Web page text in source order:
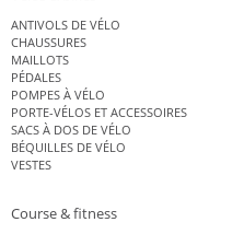
ANTIVOLS DE VÉLO
CHAUSSURES
MAILLOTS
PÉDALES
POMPES À VÉLO
PORTE-VÉLOS ET ACCESSOIRES
SACS À DOS DE VÉLO
BÉQUILLES DE VÉLO
VESTES
Course & fitness